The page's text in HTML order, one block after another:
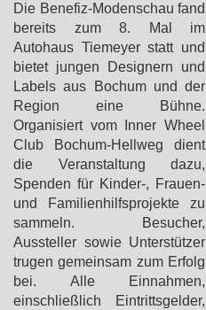
Die Benefiz-Modenschau fand
bereits zum 8. Mal im
Autohaus Tiemeyer statt und
bietet jungen Designern und
Labels aus Bochum und der
Region eine Bühne.
Organisiert vom Inner Wheel
Club Bochum-Hellweg dient
die Veranstaltung dazu,
Spenden für Kinder-, Frauen-
und Familienhilfsprojekte zu
sammeln. Besucher,
Aussteller sowie Unterstützer
trugen gemeinsam zum Erfolg
bei. Alle Einnahmen,
einschließlich Eintrittsgelder,